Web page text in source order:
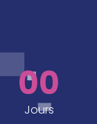
00
Jours